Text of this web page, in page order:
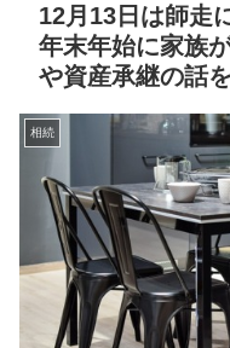
12月13日は師走
年末年始に家族
や資産承継の話
相続